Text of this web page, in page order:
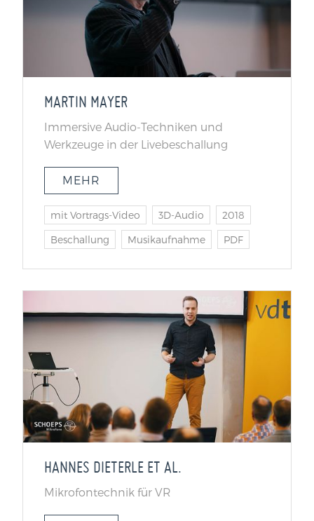
MARTIN MAYER
Immersive Audio-Techniken und
Werkzeuge in der Livebeschallung
MEHR
mit Vortrags-Video 3D-Audio 2018
Beschallung Musikaufnahme PDF
HANNES DIETERLE ET AL.
Mikrofontechnik für VR